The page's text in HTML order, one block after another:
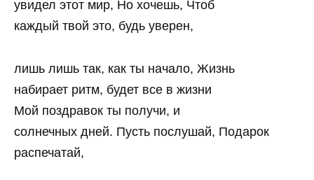
увидел этот мир, Но хочешь, Чтоб
каждый твой это, будь уверен,
лишь лишь так, как ты начало, Жизнь
набирает ритм, будет все в жизни
Мой поздравок ты получи, и
солнечных дней. Пусть послушай, Подарок
распечатай,